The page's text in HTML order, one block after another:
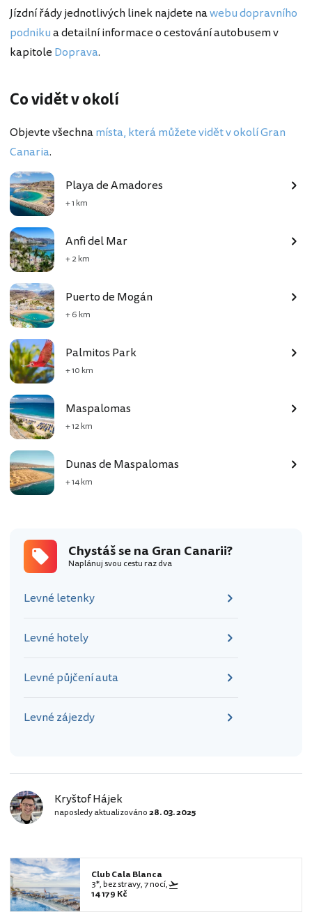
Jízdní řády jednotlivých linek najdete nawebu dopravního
podnikua detailní informace o cestování autobusem v
kapitole Doprava.
Co vidět v okolí
Objevte všechnamísta, která můžete vidět v okolí Gran
Canaria.
Playa de Amadores
+ 1 km
Anfi del Mar
+ 2 km
Puerto de Mogán
+ 6 km
Palmitos Park
+ 10 km
Maspalomas
+ 12 km
Dunas de Maspalomas
+ 14 km
Chystáš se na Gran Canarii?
Naplánuj svou cestu raz dva
Levné letenky
Levné hotely
Levné půjčení auta
Levné zájezdy
Kryštof Hájek
naposledy aktualizováno28. 03. 2025
Club Cala Blanca
3*, bez stravy, 7 nocí,
14 179 Kč